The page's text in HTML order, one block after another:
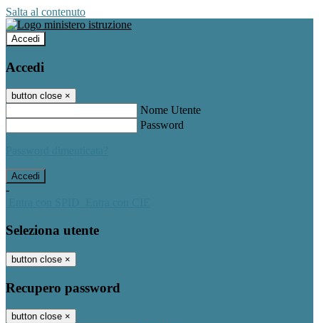
Salta al contenuto
Accedi
Accedi
button close ×
Nome Utente
Password
-
Seleziona utente
button close ×
Recupero password
button close ×